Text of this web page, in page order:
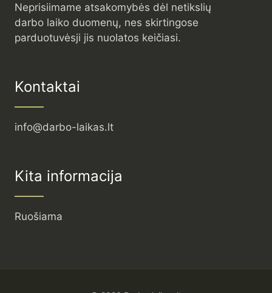
Neprisiimame atsakomybės dėl netikslių
darbo laiko duomenų, nes skirtingose
parduotuvėsji jis nuolatos keičiasi.
Kontaktai
info@darbo-laikas.lt
Kita informacija
Ruošiama